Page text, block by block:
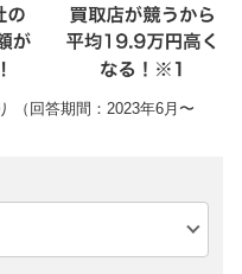
（回答期間：2023年6月〜